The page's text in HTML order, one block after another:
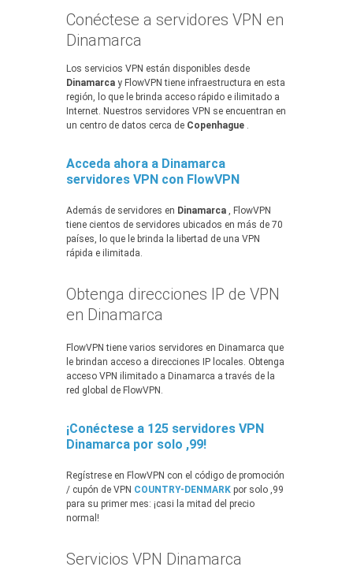
Conéctese a servidores VPN en
Dinamarca
Los servicios VPN están disponibles desde
Dinamarca y FlowVPN tiene infraestructura en esta
región, lo que le brinda acceso rápido e ilimitado a
Internet. Nuestros servidores VPN se encuentran en
un centro de datos cerca de Copenhague .
Acceda ahora a Dinamarca
servidores VPN con FlowVPN
Además de servidores en Dinamarca , FlowVPN
tiene cientos de servidores ubicados en más de 70
países, lo que le brinda la libertad de una VPN
rápida e ilimitada.
Obtenga direcciones IP de VPN
en Dinamarca
FlowVPN tiene varios servidores en Dinamarca que
le brindan acceso a direcciones IP locales. Obtenga
acceso VPN ilimitado a Dinamarca a través de la
red global de FlowVPN.
¡Conéctese a 125 servidores VPN
Dinamarca por solo ,99!
Regístrese en FlowVPN con el código de promoción
/ cupón de VPN COUNTRY-DENMARK por solo ,99
para su primer mes: ¡casi la mitad del precio
normal!
Servicios VPN Dinamarca